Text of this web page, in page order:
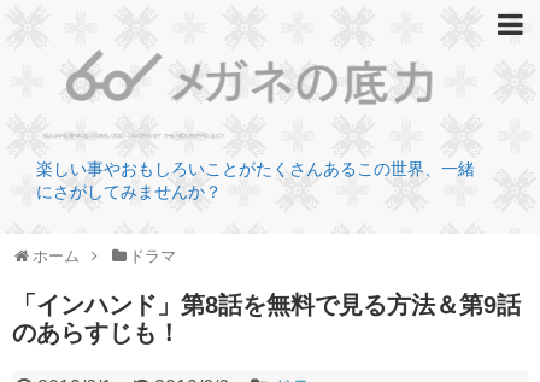
楽しい事やおもしろいことがたくさんあるこの世界、一緒
にさがしてみませんか？
ホーム ドラマ
「インハンド」第8話を無料で見る方法＆第9話
のあらすじも！